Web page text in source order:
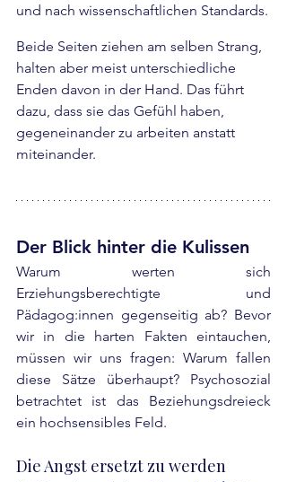
und nach wissenschaftlichen Standards.
Beide Seiten ziehen am selben Strang,
halten aber meist unterschiedliche
Enden davon in der Hand. Das führt
dazu, dass sie das Gefühl haben,
gegeneinander zu arbeiten anstatt
miteinander.
Der Blick hinter die Kulissen
Warum werten sich
Erziehungsberechtigte und
Pädagog:innen gegenseitig ab? Bevor
wir in die harten Fakten eintauchen,
müssen wir uns fragen: Warum fallen
diese Sätze überhaupt? Psychosozial
betrachtet ist das Beziehungsdreieck
ein hochsensibles Feld.
Die Angst ersetzt zu werden